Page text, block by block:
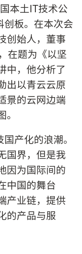
本土IT技术公
创板。在本次会
创始人，董事
在题为《以坚
中，他分析了
出以青云云原
景的云网边端
产化的浪潮。
国界，但是我
因为国际间的
中国的舞台
产业链，提供
的产品与服